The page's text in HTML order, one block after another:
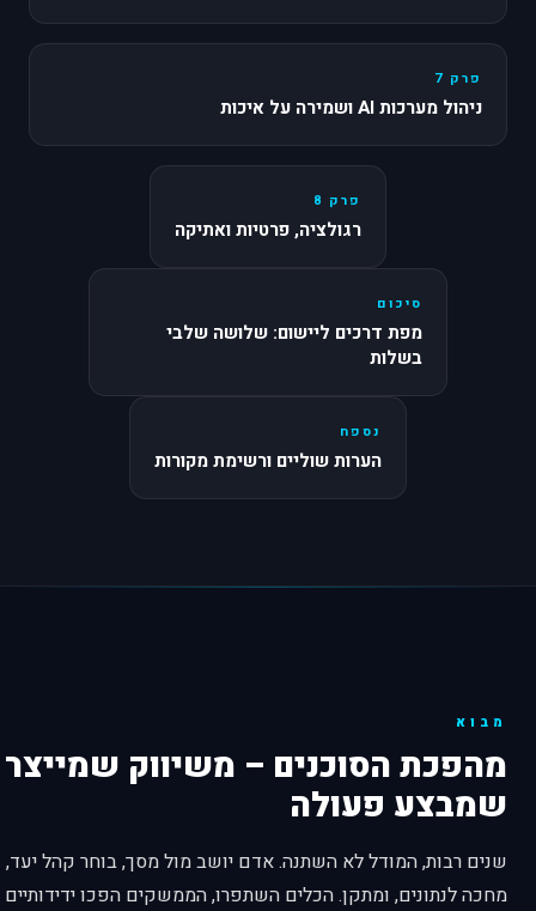
פרק 7
ניהול מערכות AI ושמירה על איכות
פרק 8
רגולציה, פרטיות ואתיקה
סיכום
מפת דרכים ליישום: שלושה שלבי
בשלות
נספח
הערות שוליים ורשימת מקורות
מבוא
מהפכת הסוכנים – משיווק שמייצר
שמבצע פעולה
שנים רבות, המודל לא השתנה. אדם יושב מול מסך, בוחר קהל
מחכה לנתונים, ומתקן. הכלים השתפרו, הממשקים הפכו ידידותיים